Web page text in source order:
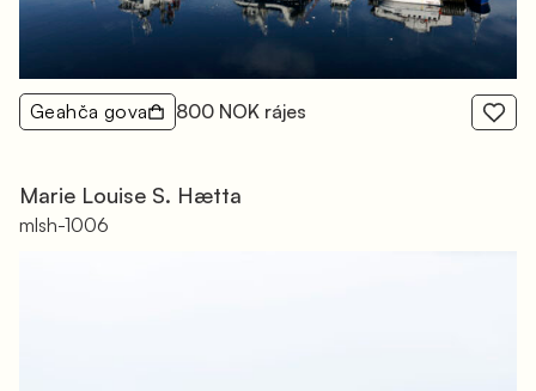
Geahča gova 800 NOK rájes
Marie Louise S. Hætta
mlsh-1006